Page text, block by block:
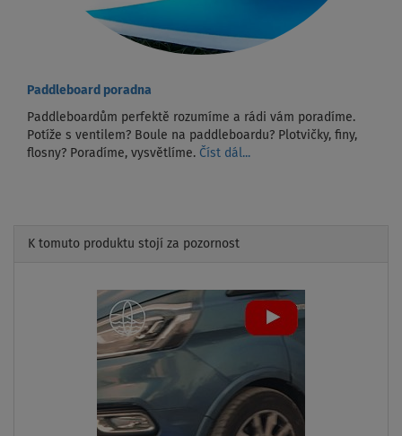
Paddleboard poradna
Paddleboardům perfektě rozumíme a rádi vám poradíme.
Potíže s ventilem? Boule na paddleboardu? Plotvičky, finy,
flosny? Poradíme, vysvětlíme. Číst dál...
K tomuto produktu stojí za pozornost
Previous